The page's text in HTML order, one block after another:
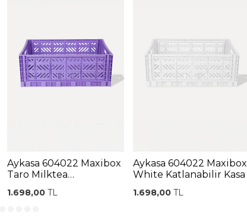
Aykasa 604022 Maxibox
Taro Milktea
1.698,00TL
Aykasa 604022 Maxibox
White Katlanabilir Kasa
1.698,00 TL